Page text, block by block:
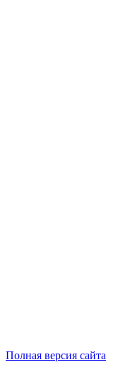
Полная версия сайта